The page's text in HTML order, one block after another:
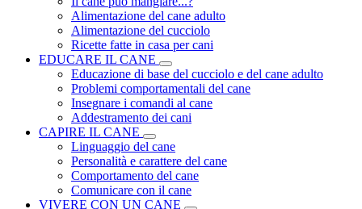
Alimentazione del cane adulto
Alimentazione del cucciolo
Ricette fatte in casa per cani
EDUCARE IL CANE
Educazione di base del cucciolo e del cane adulto
Problemi comportamentali del cane
Insegnare i comandi al cane
Addestramento dei cani
CAPIRE IL CANE
Linguaggio del cane
Personalità e carattere del cane
Comportamento del cane
Comunicare con il cane
VIVERE CON UN CANE